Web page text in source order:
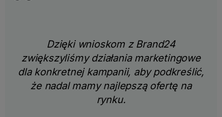
Dzięki wnioskom z Brand24
zwiększyliśmy działania marketingowe
dla konkretnej kampanii, aby podkreślić,
że nadal mamy najlepszą ofertę na
rynku.